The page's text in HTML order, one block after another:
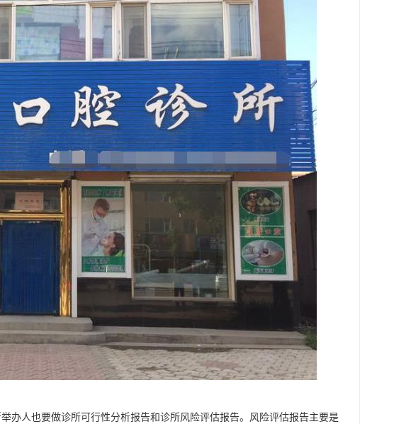
办人也要做诊所可行性分析报告和诊所风险评估报告。风险评估报告主要是